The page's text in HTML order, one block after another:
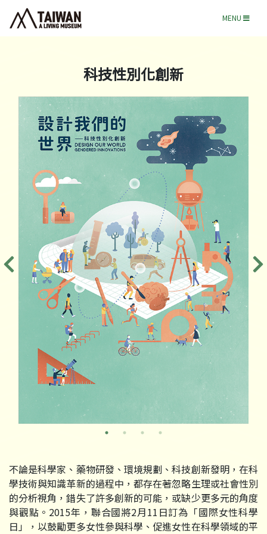
MENU
科技性別化創新
不論是科學家、藥物研發、環境規劃、科技創新發明，在科
學技術與知識革新的過程中，都存在著忽略生理或社會性別
的分析視角，錯失了許多創新的可能，或缺少更多元的角度
與觀點。2015年，聯合國將2月11日訂為「國際女性科學
日」，以鼓勵更多女性參與科學、促進女性在科學領域的平